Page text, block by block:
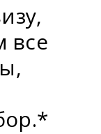
все